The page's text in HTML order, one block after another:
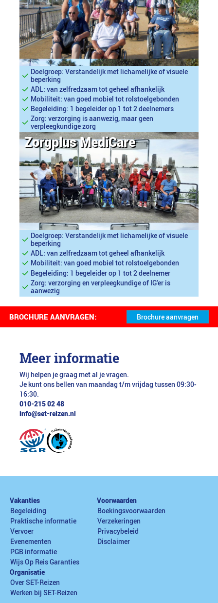
Doelgroep: Verstandelijk met lichamelijke of visuele
beperking
ADL: van zelfredzaam tot geheel afhankelijk
Mobiliteit: van goed mobiel tot rolstoelgebonden
Begeleiding: 1 begeleider op 1 tot 2 deelnemers
Zorg: verzorging is aanwezig, maar geen
verpleegkundige zorg
Zorgplus MediCare
Doelgroep: Verstandelijk met lichamelijke of visuele
beperking
ADL: van zelfredzaam tot geheel afhankelijk
Mobiliteit: van goed mobiel tot rolstoelgebonden
Begeleiding: 1 begeleider op 1 tot 2 deelnemer
Zorg: verzorging en verpleegkundige of IG'er is
aanwezig
BROCHURE AANVRAGEN:
Meer informatie
Wij helpen je graag met al je vragen.
Je kunt ons bellen van maandag t/m vrijdag tussen 09:30-
16:30.
010-215 02 48
info@set-reizen.nl
Vakanties
Begeleiding
Praktische informatie
Vervoer
Evenementen
PGB informatie
Wijs Op Reis Garanties
Voorwaarden
Boekingsvoorwaarden
Verzekeringen
Privacybeleid
Disclaimer
Organisatie
Over SET-Reizen
Werken bij SET-Reizen